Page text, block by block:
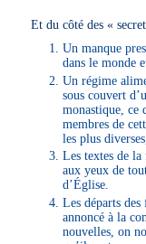
Et du côté des «
Un manque
dans le monde
Un régime
sous couvert
monastique, ce
membres de
les plus
Les textes de la
aux yeux de
d’Église.
Les départs
annoncé à la
nouvelles, on